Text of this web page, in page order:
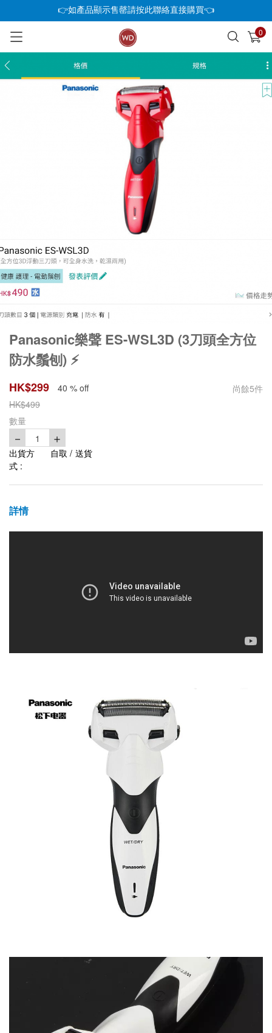
👉如產品顯示售罄請按此聯絡直接購買👈
0
已加入購物車 查看
Panasonic樂聲 ES-WSL3D (3刀頭全方位
防水鬚刨) ⚡️
HK$299 40 % off 尚餘5件
HK$499
數量
－ 1 ＋
出貨方
式 :
自取 / 送貨
詳情